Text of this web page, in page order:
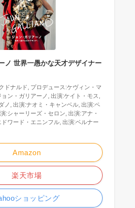
ノ 世界一愚かな天才デザイナー
ドナルド, プロデュース:ケヴィン・マ
ン・ガリアーノ, 出演:ケイト・モス,
ノ, 出演:ナオミ・キャンベル, 出演:ペ
:シャーリーズ・セロン, 出演:アナ・
ワード・エニンフル, 出演:ベルナー
Amazon
楽天市場
ショッピング